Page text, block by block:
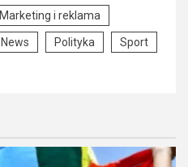
Marketing i reklama
News Polityka Sport